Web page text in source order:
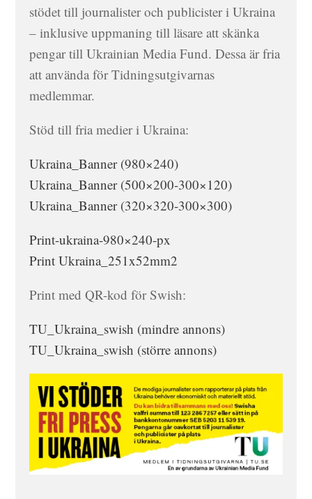
stödet till journalister och publicister i Ukraina
– inklusive uppmaning till läsare att skänka
pengar till Ukrainian Media Fund. Dessa är fria
att använda för Tidningsutgivarnas
medlemmar.
Stöd till fria medier i Ukraina:
Ukraina_Banner (980×240)
Ukraina_Banner (500×200-300×120)
Ukraina_Banner (320×320-300×300)
Print-ukraina-980×240-px
Print Ukraina_251x52mm2
Print med QR-kod för Swish:
TU_Ukraina_swish (mindre annons)
TU_Ukraina_swish (större annons)